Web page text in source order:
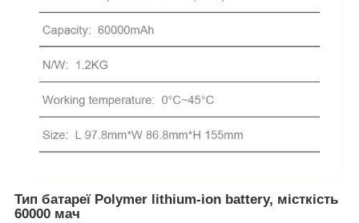
Тип батареї Polymer lithium-ion battery, місткість
60000 мач